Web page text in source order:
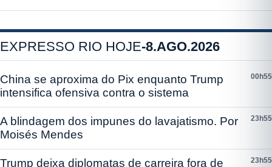
EXPRESSO RIO HOJE-8.AGO.2026
China se aproxima do Pix enquanto Trump
intensifica ofensiva contra o sistema
00h55
A blindagem dos impunes do lavajatismo. Por
Moisés Mendes
23h55
Trump deixa diplomatas de carreira fora de
23h55